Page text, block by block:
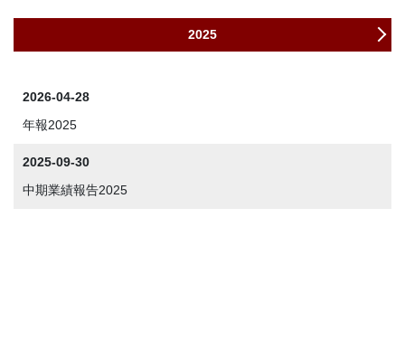
2025
2026-04-28
年報2025
2025-09-30
中期業績報告2025